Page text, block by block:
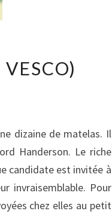
VESCO)
dizaine de matelas. Il
Handerson. Le riche
candidate est invitée à
invraisemblable. Pour
chez elles au petit